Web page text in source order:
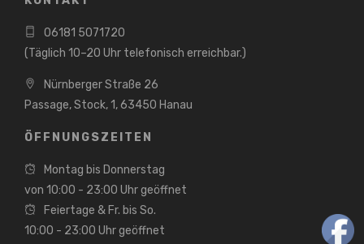
06181 5071720
(Täglich 10–20 Uhr telefonisch erreichbar.)
Nürnberger Straße 26
Passage, Stock, 1, 63450 Hanau
ÖFFNUNGSZEITEN
Montag bis Donnerstag
von 10:00 - 23:00 Uhr geöffnet
Feiertage & Fr. bis So.
10:00 - 23:00 Uhr geöffnet